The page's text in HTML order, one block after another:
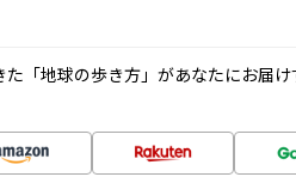
「地球の歩き方」があなたにお届